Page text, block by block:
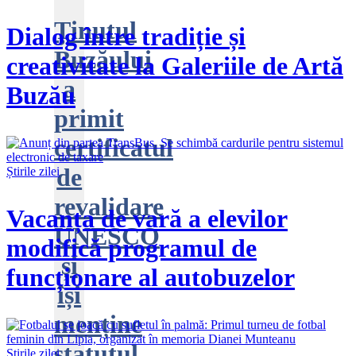
Ținutul
Buzăului
a
primit
certificatul
de
revalidare
UNESCO
și
își
menține
Dialog între tradiție și
creativitate la Galeriile de Artă
Buzău
Știrile zilei
Vacanța de vară a elevilor
modifică programul de
funcționare al autobuzelor